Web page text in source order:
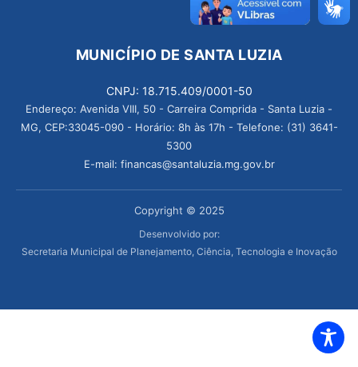
MUNICÍPIO DE SANTA LUZIA
CNPJ: 18.715.409/0001-50
Endereço: Avenida VIII, 50 - Carreira Comprida - Santa Luzia -
MG, CEP:33045-090 - Horário: 8h às 17h - Telefone: (31) 3641-
5300
E-mail: financas@santaluzia.mg.gov.br
Copyright © 2025
Desenvolvido por:
Secretaria Municipal de Planejamento, Ciência, Tecnologia e Inovação